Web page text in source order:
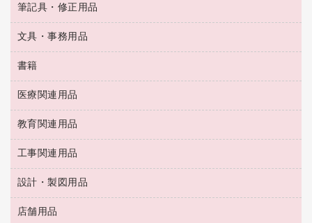
ティッシュペーパー
ダストボックス
タオル・アメニティ用品
スリッパ・サンダル・シューズ
スポーツ・レジャー用品
ゴミ袋
キッチン用品
食品添加物製品
ＯＡタップ／延長コード
その他電子文具
伝票
典礼用品
帳簿
額縁
各種用紙
ルーズリーフ
バインダーノート
名刺整理用品
板目表紙・綴込表紙
背幅が伸びるファイル
統一伝票用ファイル
収納保存用品
レターファイル
リングファイル
プレゼン用ファイル
フラットファイル
筆記具・修正用品
万年筆
消しゴム
修正液・修正ペン
修正テープ
鉛筆
マーキングペン（油性）
マーキングペン（水性）
文具・事務用品
輪ゴム
両面テープ
名札
保管・整理用品
壁面／足元収納
備品／小物ケース
透明テープ 事務用
書籍
パソコンソフト
医療関連用品
保健用品
使い捨て手袋
感染症対策用品
介護用品
医療関連用品
教育関連用品
教育関連用品
工事関連用品
工事関連用品
設計・製図用品
設計・製図用品
店舗用品